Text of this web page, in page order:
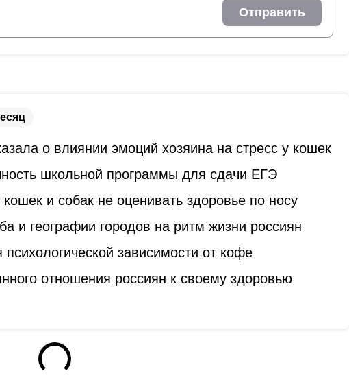
Отправить
о влиянии эмоций хозяина на стресс у кошек
школьной программы для сдачи ЕГЭ
и собак не оценивать здоровье по носу
и географии городов на ритм жизни россиян
зависимости от кофе
отношения россиян к своему здоровью